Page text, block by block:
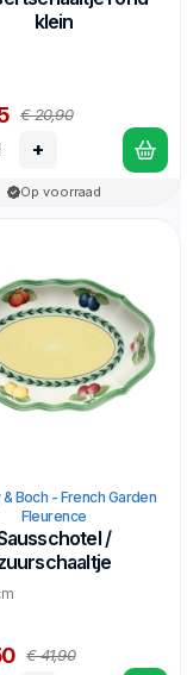
klein
€ 20,90
+
Op voorraad
Boch - French Garden
Fleurence
/
€ 41,90